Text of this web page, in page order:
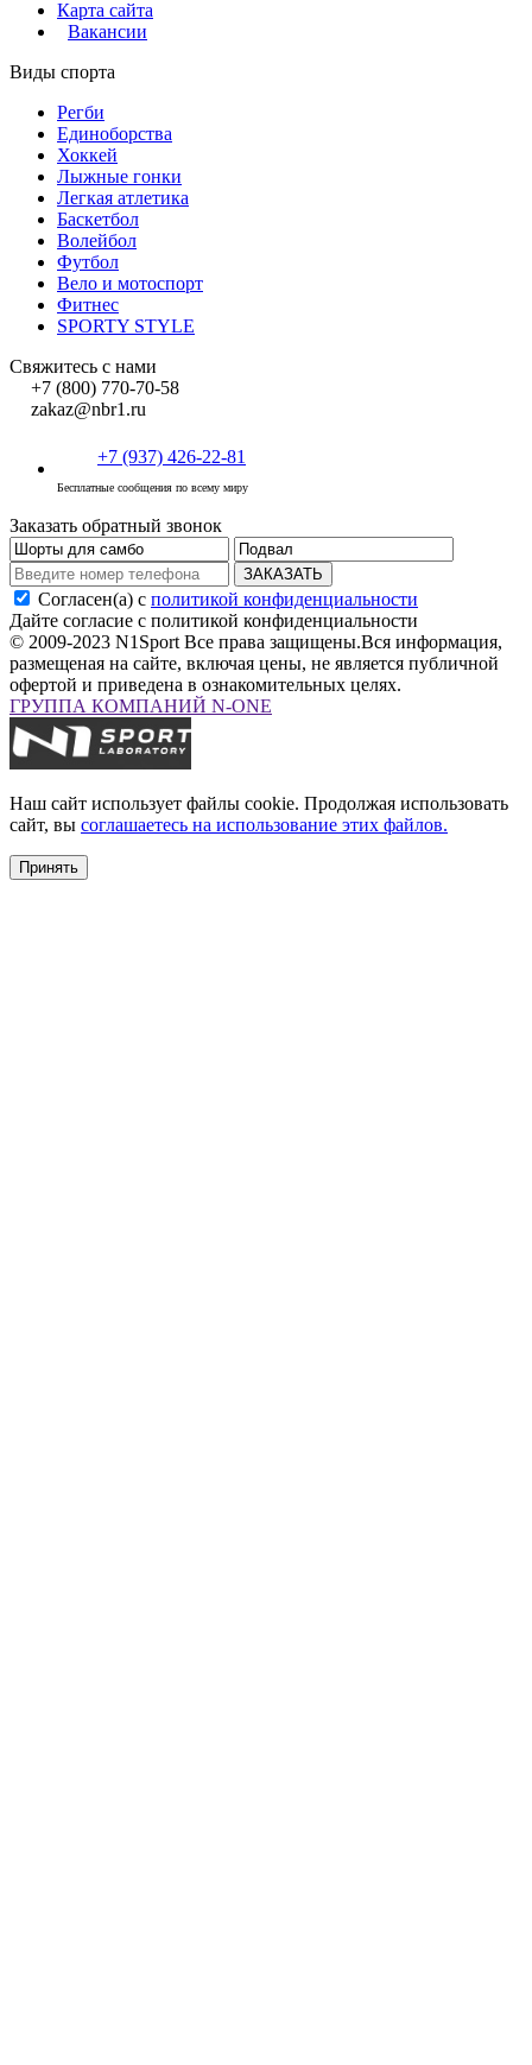
Карта сайта
Вакансии
Виды спорта
Регби
Единоборства
Хоккей
Лыжные гонки
Легкая атлетика
Баскетбол
Волейбол
Футбол
Вело и мотоспорт
Фитнес
SPORTY STYLE
Свяжитесь с нами
+7 (800) 770-70-58
zakaz@nbr1.ru
+7 (937) 426-22-81
Бесплатные сообщения по всему миру
Заказать обратный звонок
ЗАКАЗАТЬ
Согласен(а) с политикой конфиденциальности
Дайте согласие с политикой конфиденциальности
© 2009-2023 N1Sport Все права защищены.Вся информация,
размещеная на сайте, включая цены, не является публичной
офертой и приведена в ознакомительных целях.
ГРУППА КОМПАНИЙ N-ONE
Наш сайт использует файлы cookie. Продолжая использовать
сайт, вы соглашаетесь на использование этих файлов.
Принять